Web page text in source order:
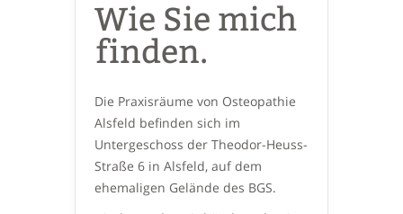
Wie Sie mich
finden.
Die Praxisräume von Osteopathie
Alsfeld befinden sich im
Untergeschoss der Theodor-Heuss-
Straße 6 in Alsfeld, auf dem
ehemaligen Gelände des BGS.